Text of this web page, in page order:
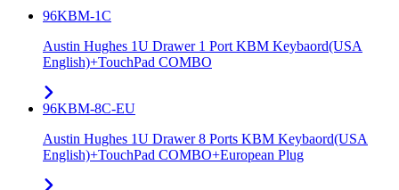
96KBM-1C
Austin Hughes 1U Drawer 1 Port KBM Keybaord(USA
English)+TouchPad COMBO
96KBM-8C-EU
Austin Hughes 1U Drawer 8 Ports KBM Keybaord(USA
English)+TouchPad COMBO+European Plug